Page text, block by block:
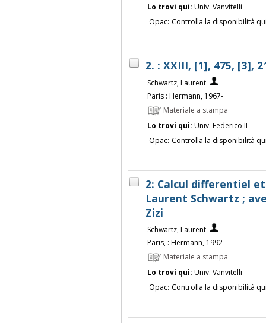
Lo trovi qui: Univ. Vanvitelli
Opac: Controlla la disponibilità
2. : XXIII, [1], 475, [3],
Schwartz, Laurent
Paris : Hermann, 1967-
Materiale a stampa
Lo trovi qui: Univ. Federico II
Opac: Controlla la disponibilità
2: Calcul differentiel
Laurent Schwartz ;
Zizi
Schwartz, Laurent
Paris, : Hermann, 1992
Materiale a stampa
Lo trovi qui: Univ. Vanvitelli
Opac: Controlla la disponibilità